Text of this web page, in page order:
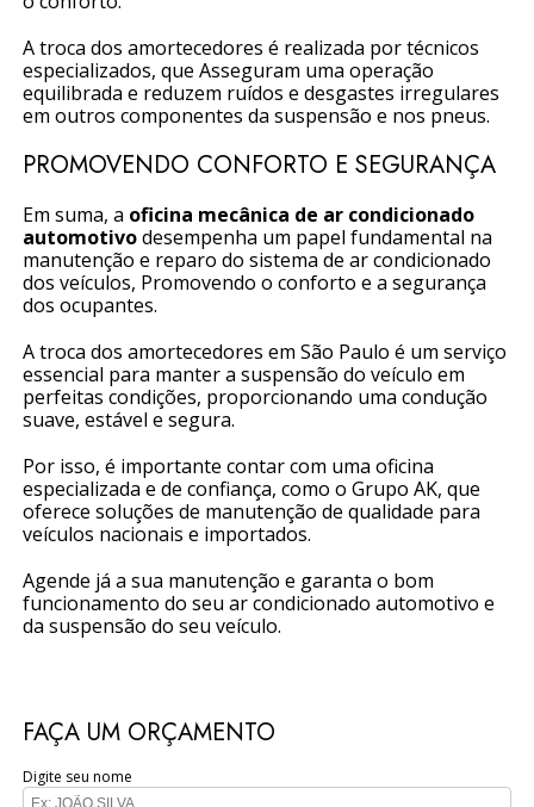
A troca dos amortecedores é realizada por técnicos
especializados, que Asseguram uma operação
equilibrada e reduzem ruídos e desgastes irregulares
em outros componentes da suspensão e nos pneus.
PROMOVENDO CONFORTO E SEGURANÇA
Em suma, a oficina mecânica de ar condicionado
automotivodesempenha um papel fundamental na
manutenção e reparo do sistema de ar condicionado
dos veículos, Promovendo o conforto e a segurança
dos ocupantes.
A troca dos amortecedores em São Paulo é um serviço
essencial para manter a suspensão do veículo em
perfeitas condições, proporcionando uma condução
suave, estável e segura.
Por isso, é importante contar com uma oficina
especializada e de confiança, como o Grupo AK, que
oferece soluções de manutenção de qualidade para
veículos nacionais e importados.
Agende já a sua manutenção e garanta o bom
funcionamento do seu ar condicionado automotivo e
da suspensão do seu veículo.
FAÇA UM ORÇAMENTO
Digite seu nome